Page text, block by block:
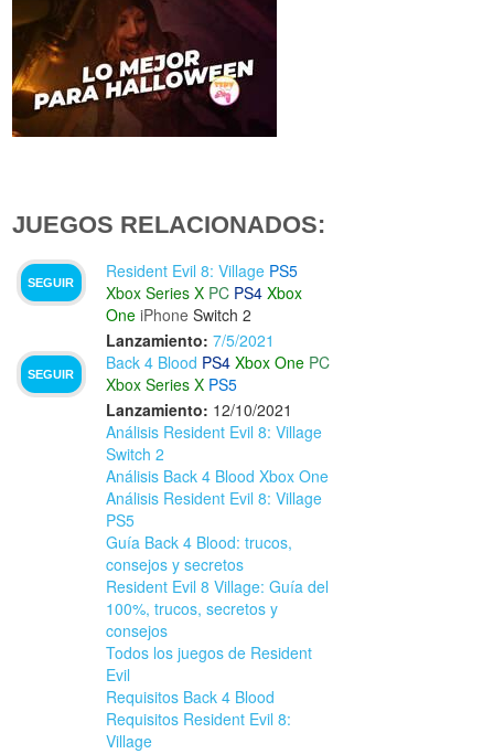
JUEGOS RELACIONADOS:
SEGUIR
Resident Evil 8: Village PS5
Xbox Series X PC PS4 Xbox
One iPhone Switch 2
Lanzamiento: 7/5/2021
SEGUIR
Back 4 Blood PS4 Xbox One PC
Xbox Series X PS5
Lanzamiento: 12/10/2021
Análisis Resident Evil 8: Village
Switch 2
Análisis Back 4 Blood Xbox One
Análisis Resident Evil 8: Village
PS5
Guía Back 4 Blood: trucos,
consejos y secretos
Resident Evil 8 Village: Guía del
100%, trucos, secretos y
consejos
Todos los juegos de Resident
Evil
Requisitos Back 4 Blood
Requisitos Resident Evil 8:
Village